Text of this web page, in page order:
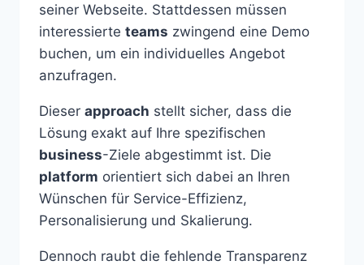
seiner Webseite. Stattdessen müssen
interessierte teams zwingend eine Demo
buchen, um ein individuelles Angebot
anzufragen.
Dieser approach stellt sicher, dass die
Lösung exakt auf Ihre spezifischen
business-Ziele abgestimmt ist. Die
platform orientiert sich dabei an Ihren
Wünschen für Service-Effizienz,
Personalisierung und Skalierung.
Dennoch raubt die fehlende Transparenz